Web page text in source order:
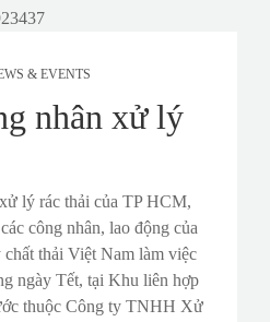
& EVENTS
nhân xử lý
lý rác thải của TP HCM,
công nhân, lao động của
thải Việt Nam làm việc
ngày Tết, tại Khu liên hợp
thuộc Công ty TNHH Xử